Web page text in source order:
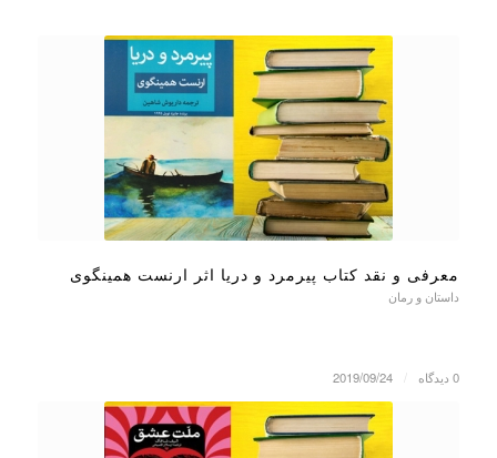
معرفی و نقد کتاب پیرمرد و دریا اثر ارنست همینگوی
داستان و رمان
0 دیدگاه 2019/09/24